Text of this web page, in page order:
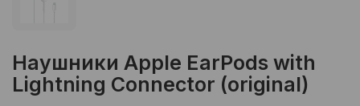
Наушники Apple EarPods with
Lightning Connector (original)